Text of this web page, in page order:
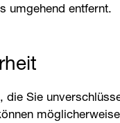
umgehend entfernt.
die Sie